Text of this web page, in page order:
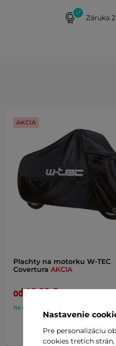
Záruka
Plachty na motorku W-TEC
Covertura AKCIA
od 19,90 €
na sklade
AKCIA
Detail
Nastavenie
Pre personalizáciu
cookies tretích